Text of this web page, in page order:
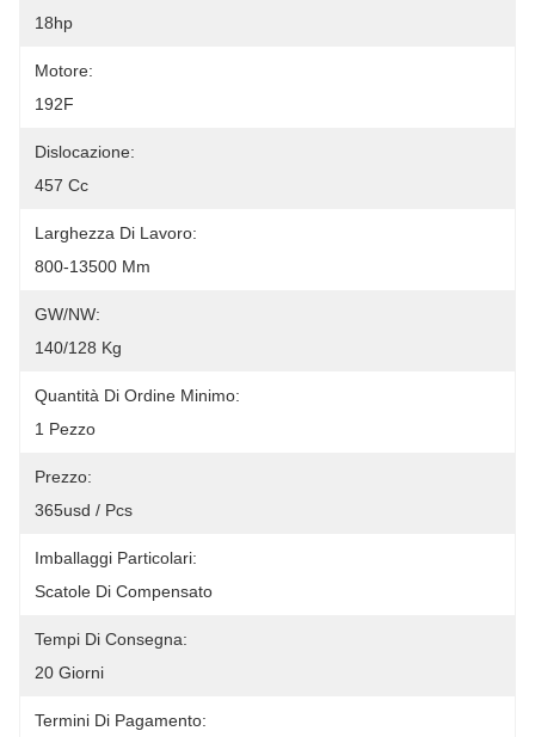
18hp
Motore:
192F
Dislocazione:
457 Cc
Larghezza Di Lavoro:
800-13500 Mm
GW/NW:
140/128 Kg
Quantità Di Ordine Minimo:
1 Pezzo
Prezzo:
365usd / Pcs
Imballaggi Particolari:
Scatole Di Compensato
Tempi Di Consegna:
20 Giorni
Termini Di Pagamento: